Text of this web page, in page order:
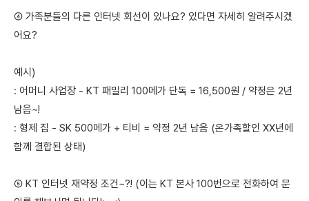
④ 가족분들의 다른 인터넷 회선이 있나요? 있다면 자세히 알려주시겠
어요?
예시)
: 어머니 사업장 - KT 패밀리 100메가 단독 = 16,500원 / 약정은 2년
남음~!
: 형제 집 - SK 500메가 + 티비 = 약정 2년 남음 (온가족할인 XX년에
함께 결합된 상태)
⑤ KT 인터넷 재약정 조건~?! (이는 KT 본사 100번으로 전화하여 문